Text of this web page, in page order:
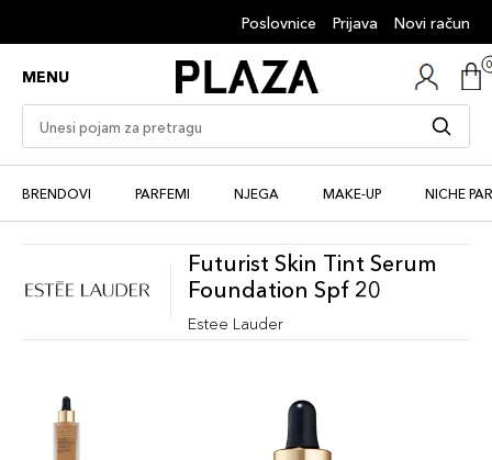
Poslovnice Prijava Novi račun
MENU
BRENDOVI PARFEMI NJEGA MAKE-UP NICHE
Futurist Skin Tint Serum
Foundation Spf 20
Estee Lauder